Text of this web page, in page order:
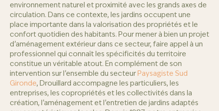
environnement naturel et proximité avec les grands axes de
circulation. Dans ce contexte, les jardins occupent une
place importante dans la valorisation des propriétés et le
confort quotidien des habitants. Pour mener à bien un projet
d’aménagement extérieur dans ce secteur, faire appel à un
professionnel qui connaît les spécificités du territoire
constitue un véritable atout. En complément de son
intervention sur l’ensemble du secteurPaysagiste Sud
Gironde, Drouillard accompagne les particuliers, les
entreprises, les copropriétés et les collectivités dans la
création, l’aménagement et l’entretien de jardins adaptés